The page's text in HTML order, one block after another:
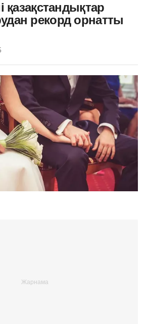
қазақстандықтар
рекорд орнатты